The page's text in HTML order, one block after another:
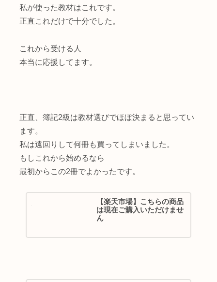
私が使った教材はこれです。
正直これだけで十分でした。
これから受ける人
本当に応援してます。
正直、簿記2級は教材選びでほぼ決まると思ってい
ます。
私は遠回りして何冊も買ってしまいました。
もしこれから始めるなら
最初からこの2冊でよかったです。
【楽天市場】こちらの商品
は現在ご購入いただけませ
ん